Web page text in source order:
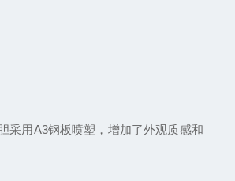
采用A3钢板喷塑，增加了外观质感和